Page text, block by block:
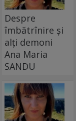
Despre
îmbătrînire și
alți demoni
Ana Maria
SANDU